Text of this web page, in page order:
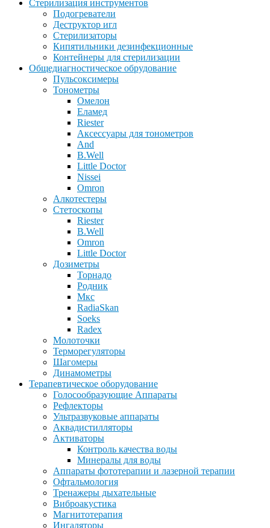
Стерилизация инструментов
Подогреватели
Деструктор игл
Стерилизаторы
Кипятильники дезинфекционные
Контейнеры для стерилизации
Общедиагностическое обрудование
Пульсоксимеры
Тонометры
Омелон
Еламед
Riester
Аксессуары для тонометров
And
B.Well
Little Doctor
Nissei
Omron
Алкотестеры
Стетоскопы
Riester
B.Well
Omron
Little Doctor
Дозиметры
Торнадо
Родник
Мкс
RadiaSkan
Soeks
Radex
Молоточки
Терморегуляторы
Шагомеры
Динамометры
Терапевтическое оборудование
Голосообразующие Аппараты
Рефлекторы
Ультразвуковые аппараты
Аквадистилляторы
Активаторы
Контроль качества воды
Минералы для воды
Аппараты фототерапии и лазерной терапии
Офтальмология
Тренажеры дыхательные
Виброакустика
Магнитотерапия
Ингаляторы